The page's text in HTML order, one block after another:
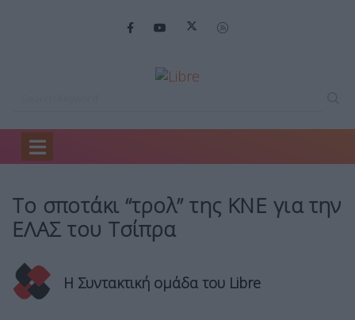
Home
Το σποτάκι “τρολ” της ΚΝΕ για την
ΕΛΑΣ του Τσίπρα
Η Συντακτική ομάδα του Libre